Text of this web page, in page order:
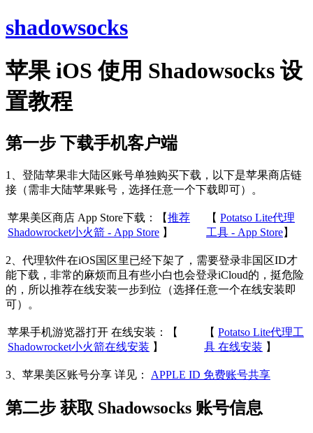
shadowsocks
苹果 iOS 使用 Shadowsocks 设
置教程
第一步 下载手机客户端
1、登陆苹果非大陆区账号单独购买下载，以下是苹果商店链
接（需非大陆苹果账号，选择任意一个下载即可）。
苹果美区商店 App Store下载：【推荐
Shadowrocket小火箭 - App Store 】
【 Potatso Lite代理
工具 - App Store】
2、代理软件在iOS国区里已经下架了，需要登录非国区ID才
能下载，非常的麻烦而且有些小白也会登录iCloud的，挺危险
的，所以推荐在线安装一步到位（选择任意一个在线安装即
可）。
苹果手机游览器打开 在线安装：【
Shadowrocket小火箭在线安装 】
【 Potatso Lite代理工
具 在线安装 】
3、苹果美区账号分享 详见： APPLE ID 免费账号共享
第二步 获取 Shadowsocks 账号信息